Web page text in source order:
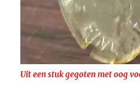
Uit een stuk gegoten met oog